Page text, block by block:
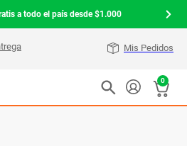
a todo el país desde $1.000
Mis Pedidos
0